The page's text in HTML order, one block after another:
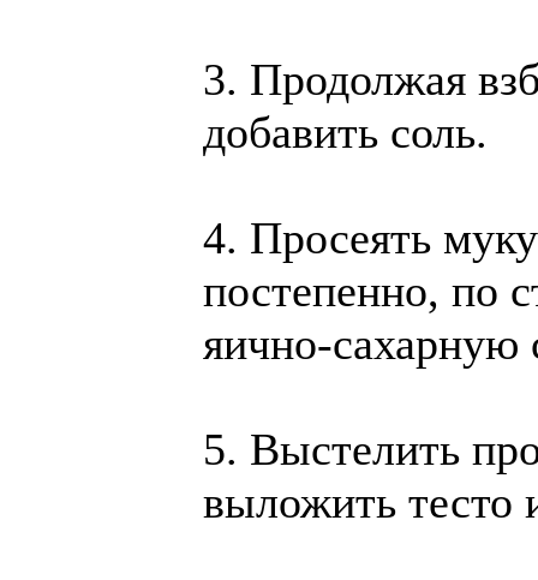
3. Продолжая
добавить соль.
4. Просеять
постепенно, по
яично-сахарную
5. Выстелить
выложить тесто